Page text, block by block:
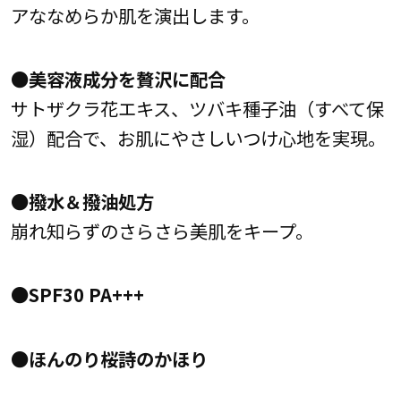
アななめらか肌を演出します。
●美容液成分を贅沢に配合
サトザクラ花エキス、ツバキ種子油（すべて保
湿）配合で、お肌にやさしいつけ心地を実現。
●撥水＆撥油処方
崩れ知らずのさらさら美肌をキープ。
●SPF30 PA+++
●ほんのり桜詩のかほり